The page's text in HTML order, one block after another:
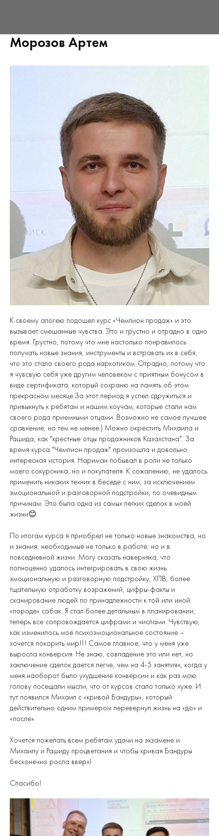
Морозов Артем
К своему апогею подошел курс «Чемпион продаж» и это
вызывает смешанные чувства. Это и грустно и отрадно в одно
время. Грустно, потому что мне настолько понравилось
получать новые знания, инструменты и встравать их в себя,
что это стало своего рода наркотиком. Отрадно, потому что
я чувсвую себя уже другим человеком с приятным бонусом в
виде сертификата, который сохраню на память об этом
прекрасном месяце.За этот период я успел сдружиться и
привыкнуть к ребятам и нашим коучам, которые стали нам
своего рода приемными отцами. Возможно не самое лучшее
сравнение, но тем не менее:) Можно окрестить Михаила и
Рашида, как "крестные отцы продажников Казахстана". За
время курса "Чемпион продаж" произошла и довольно
интересная история. Нариман побывал в роли не только
моего сокурсника, но и покупателя. К сожалению, не удалось
применить никаких техник в беседе с ним, за исключением
эмоциональной и разговорной подстройки, по очевидным
причинам. Это была одна из самых легких сделок в моей
жизни😊
По итогам курса я приобрел не только новые знакомства, но
и знания, необходимые не только в работе, но и в
повседневной жизни. Могу сказать наверняка, что
полноценно удалось интегрировать в свою жизнь
эмоциональную и разговорную подстройку, ХПВ, более
тщательную отработку возражений, цифры-факты и
сканирование людей по принадлежности к той или иной
«породе» собак. Я стал более детальным в планировании,
теперь все сопровождается цифрами и числами. Чувствую,
как изменилось моё психоэмоциональное состояние –
хочется покорить мир!!! Самое главное, что у меня уже
выросла конверсия. Не знаю, совпадение это или нет, но
заключение сделок дается легче, чем на 4-5 занятиях, когда у
меня наоборот было ухудшение конверсии и как раз мою
голову посещали мысли, что от курсов стало только хуже. И
тут появился Михаил с «кривой Бандуры», который
действительно одним примером перевернул жизнь на «до» и
«после».
Хочется пожелать всем ребятам удачи на экзамене и
Михаилу и Рашиду процветания и чтобы кривая Бандуры
бесконечно росла вверх!
Спасибо!